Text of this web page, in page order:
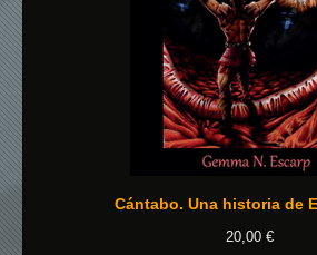
Cántabo. Una historia de
20,00 €